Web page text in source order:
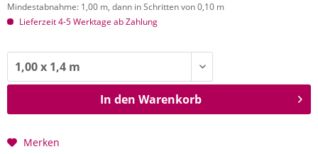
Mindestabnahme: 1,00 m, dann in Schritten von 0,10 m
Lieferzeit 4-5 Werktage ab Zahlung
In den Warenkorb
Merken